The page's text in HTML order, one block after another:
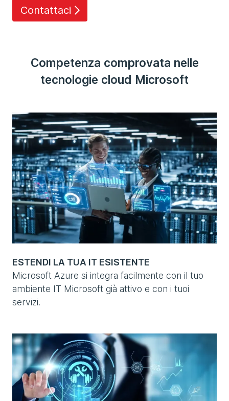
Contattaci
Competenza comprovata nelle
tecnologie cloud Microsoft
ESTENDI LA TUA IT ESISTENTE
Microsoft Azure si integra facilmente con il tuo
ambiente IT Microsoft già attivo e con i tuoi
servizi.